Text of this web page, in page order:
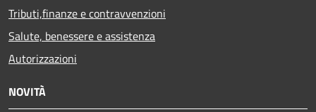
Tributi,finanze e contravvenzioni
Salute, benessere e assistenza
Autorizzazioni
NOVITÀ